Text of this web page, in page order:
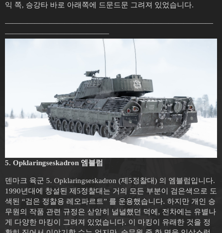
익 쪽, 승강타 바로 아래쪽에 드문드문 그려져 있었습니다.
————————————————————————————
——————————————
5. Opklaringseskadron 엠블럼
덴마크 육군 5. Opklaringseskadron (제5정찰대) 의 엠블럼입니다.
1990년대에 창설된 제5정찰대는 거의 모든 부분이 검은색으로 도
색된 “검은 정찰용 레오파르트” 를 운용했습니다. 하지만 개인 승
무원의 작품 관련 규정은 삳앋히 널널했던 덕에, 전차에는 유별나
게 다양한 마킹이 그려져 있었습니다. 이 마킹이 유래한 것을 정